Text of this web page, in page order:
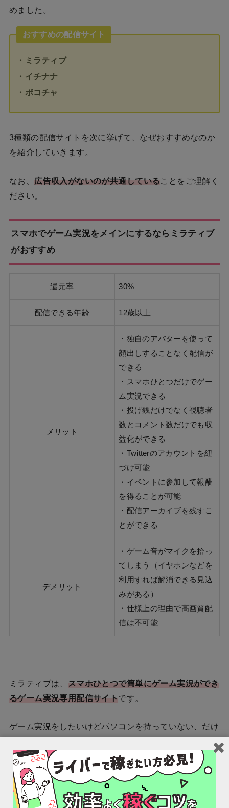
めました。
おすすめの配信サイト
・ミラティブ
・イチナナ
・ポコチャ
3種類の配信サイトを次に挙げて、なぜおすすめなのか
を紹介していきます。
なお、 広告収入がないのが共通している ことをご理解く
ださい。
スマホでゲーム実況をメインにするならミラティブ
がおすすめ
還元率 30%
配信できる年齢 12歳以上
メリット
・独自のアバターを使って
顔出しすることなく配信が
できる
・スマホひとつだけでゲー
ム実況できる
・投げ銭だけでなく視聴者
数とコメント数だけでも収
益化ができる
・Twitterのアカウントを紐
づけ可能
・イベントに参加して報酬
を得ることが可能
・配信アーカイブを残すこ
とができる
デメリット
・ゲーム音がマイクを拾っ
てしまう（イヤホンなどを
利用すれば解消できる見込
みがある）
・仕様上の理由で高画質配
信は不可能
ミラティブは、
スマホひとつで簡単にゲーム実況ができ
るゲーム実況専用配信サイト です。
ゲーム実況をしたいけどパソコンを持っていない、だけ
どスマホは持っているという方に、ミラティブは向いて
います。
スマホだけでゲーム実況できるので、
配信者として気軽
に活動したいという方にはおすすめですね。